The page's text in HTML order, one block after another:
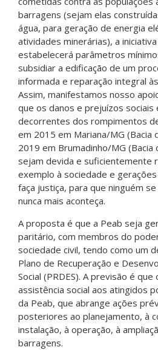
barragens (sejam elas
água, para geração de energia
atividades minerárias), a
estabelecerá parâmetros
subsidiar a edificação de um
informada e reparação integral
Assim, manifestamos nosso
que os danos e prejuízos sociais
decorrentes dos rompimentos
em 2015 em Mariana/MG (Bacia
2019 em Brumadinho/MG (Bacia
sejam devida e suficientemente
exemplo à sociedade e
faça justiça, para que ninguém
nunca mais aconteça.
A proposta é que a Peab seja
paritário, com membros do
sociedade civil, tendo como um
Plano de Recuperação e
Social (PRDES). A previsão é
assistência social aos atingidos
da Peab, que abrange ações
posteriores ao planejamento, à
instalação, à operação, à
barragens.